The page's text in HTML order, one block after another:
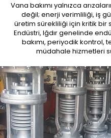
Vana bakımı yalnızca
değil; enerji verimliliği, iş
üretim sürekliliği için kritik bir
Endüstri, Iğdır genelinde
bakımı, periyodik kontrol,
müdahale hizmetleri